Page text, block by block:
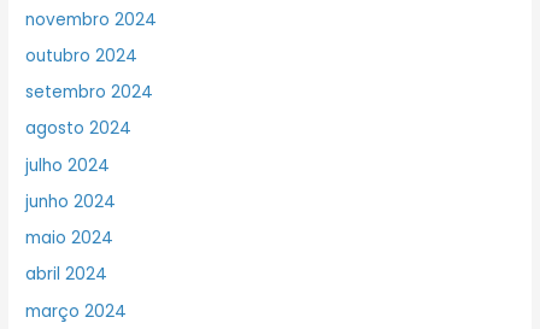
novembro 2024
outubro 2024
setembro 2024
agosto 2024
julho 2024
junho 2024
maio 2024
abril 2024
março 2024